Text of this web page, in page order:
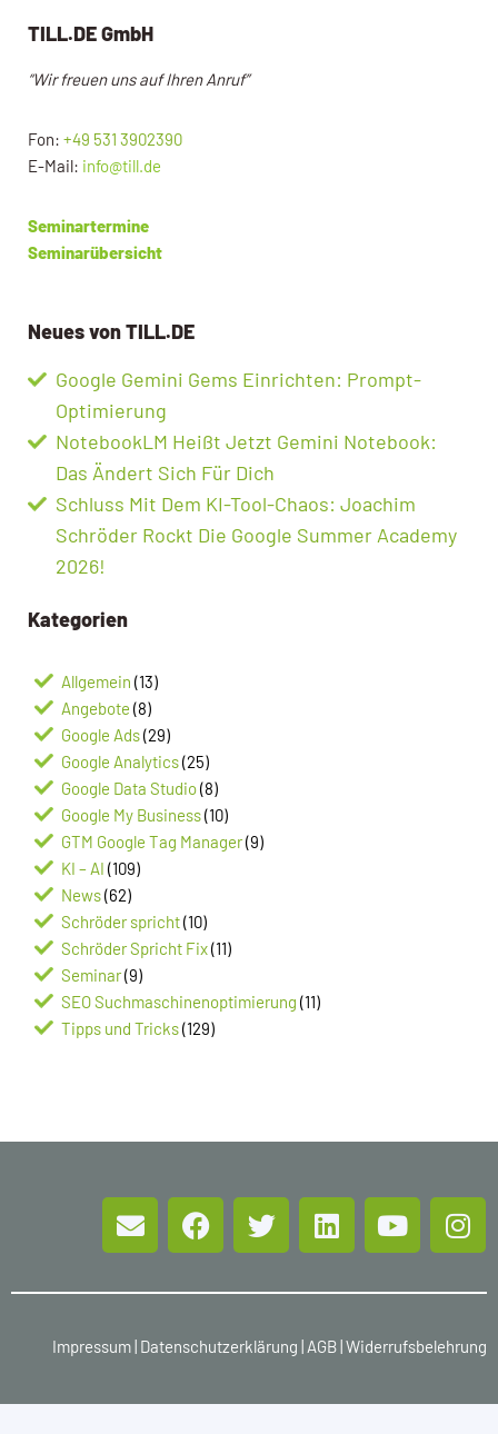
TILL.DE GmbH
“Wir freuen uns auf Ihren Anruf”
Fon: +49 531 3902390
E-Mail: info@till.de
Seminartermine
Seminarübersicht
Neues von TILL.DE
Google Gemini Gems Einrichten: Prompt-
Optimierung
NotebookLM Heißt Jetzt Gemini Notebook:
Das Ändert Sich Für Dich
Schluss Mit Dem KI-Tool-Chaos: Joachim
Schröder Rockt Die Google Summer Academy
2026!
Kategorien
Allgemein (13)
Angebote (8)
Google Ads(29)
Google Analytics(25)
Google Data Studio(8)
Google My Business(10)
GTM Google Tag Manager(9)
KI – AI (109)
News(62)
Schröder spricht(10)
Schröder Spricht Fix(11)
Seminar(9)
SEO Suchmaschinenoptimierung (11)
Tipps und Tricks(129)
Impressum| Datenschutzerklärung | AGB|Widerrufsbelehrung